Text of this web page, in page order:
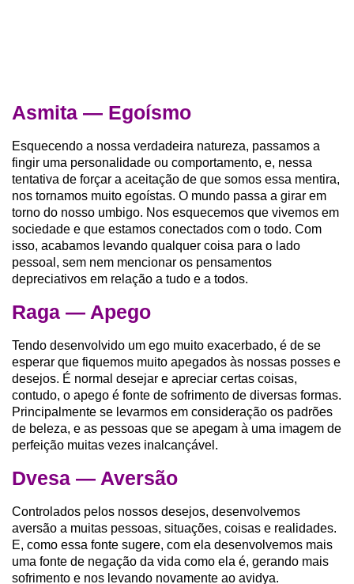
Asmita — Egoísmo
Esquecendo a nossa verdadeira natureza, passamos a
fingir uma personalidade ou comportamento, e, nessa
tentativa de forçar a aceitação de que somos essa mentira,
nos tornamos muito egoístas. O mundo passa a girar em
torno do nosso umbigo. Nos esquecemos que vivemos em
sociedade e que estamos conectados com o todo. Com
isso, acabamos levando qualquer coisa para o lado
pessoal, sem nem mencionar os pensamentos
depreciativos em relação a tudo e a todos.
Raga — Apego
Tendo desenvolvido um ego muito exacerbado, é de se
esperar que fiquemos muito apegados às nossas posses e
desejos. É normal desejar e apreciar certas coisas,
contudo, o apego é fonte de sofrimento de diversas formas.
Principalmente se levarmos em consideração os padrões
de beleza, e as pessoas que se apegam à uma imagem de
perfeição muitas vezes inalcançável.
Dvesa — Aversão
Controlados pelos nossos desejos, desenvolvemos
aversão a muitas pessoas, situações, coisas e realidades.
E, como essa fonte sugere, com ela desenvolvemos mais
uma fonte de negação da vida como ela é, gerando mais
sofrimento e nos levando novamente ao avidya.